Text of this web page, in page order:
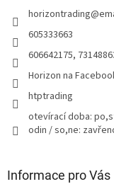
horizontrading@
605333663
606642175,
Horizon na
htptrading
otevírací doba:
odin / so,ne:
Informace pro Vás